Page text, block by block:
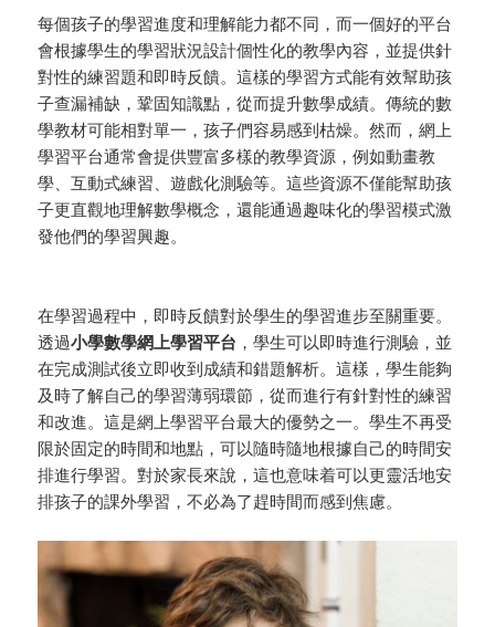
每個孩子的學習進度和理解能力都不同，而一個好的平台
會根據學生的學習狀況設計個性化的教學內容，並提供針
對性的練習題和即時反饋。這樣的學習方式能有效幫助孩
子查漏補缺，鞏固知識點，從而提升數學成績。傳統的數
學教材可能相對單一，孩子們容易感到枯燥。然而，網上
學習平台通常會提供豐富多樣的教學資源，例如動畫教
學、互動式練習、遊戲化測驗等。這些資源不僅能幫助孩
子更直觀地理解數學概念，還能通過趣味化的學習模式激
發他們的學習興趣。
在學習過程中，即時反饋對於學生的學習進步至關重要。
透過小學數學網上學習平台 ，學生可以即時進行測驗，並
在完成測試後立即收到成績和錯題解析。這樣，學生能夠
及時了解自己的學習薄弱環節，從而進行有針對性的練習
和改進。這是網上學習平台最大的優勢之一。學生不再受
限於固定的時間和地點，可以隨時隨地根據自己的時間安
排進行學習。對於家長來說，這也意味着可以更靈活地安
排孩子的課外學習，不必為了趕時間而感到焦慮。